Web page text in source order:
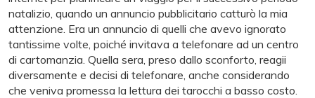
natalizio, quando un annuncio pubblicitario catturò la mia
attenzione. Era un annuncio di quelli che avevo ignorato
tantissime volte, poiché invitava a telefonare ad un centro
di cartomanzia. Quella sera, preso dallo sconforto, reagii
diversamente e decisi di telefonare, anche considerando
che veniva promessa la lettura dei tarocchi a basso costo.